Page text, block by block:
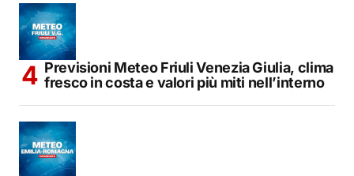
Previsioni Meteo Friuli Venezia Giulia, clima
fresco in costa e valori più miti nell’interno